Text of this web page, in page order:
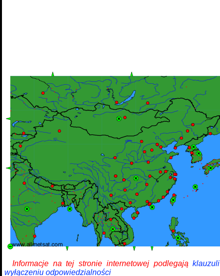
Informacje na tej stronie internetowej podlegają
wyłączeniu odpowiedzialności